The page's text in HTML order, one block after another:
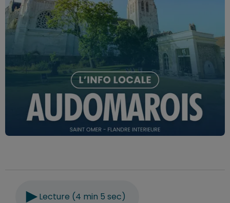
Lecture (4 min 5 sec)